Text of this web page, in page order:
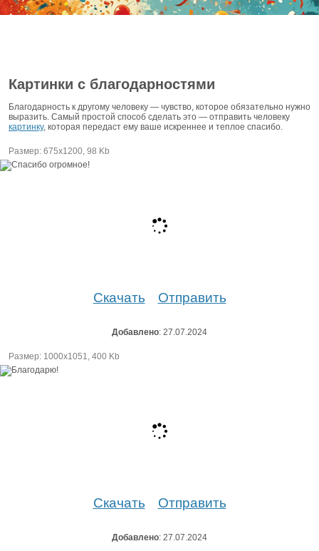
Картинки с благодарностями
Благодарность к другому человеку — чувство, которое обязательно нужно
выразить. Самый простой способ сделать это — отправить человеку
картинку, которая передаст ему ваше искреннее и теплое спасибо.
Размер: 675х1200, 98 Kb
Скачать Отправить
Добавлено: 27.07.2024
Размер: 1000х1051, 400 Kb
Скачать Отправить
Добавлено: 27.07.2024